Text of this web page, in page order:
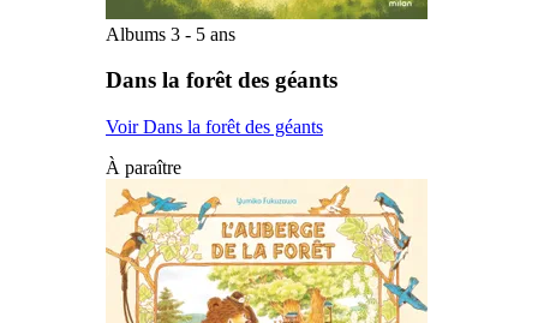
Albums 3 - 5 ans
Dans la forêt des géants
Voir Dans la forêt des géants
À paraître